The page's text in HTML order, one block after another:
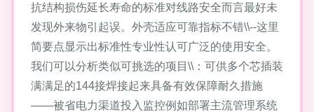
抗结构损伤延长寿命的标准对线路安全而言最好未
发现外来物引起误。外壳适应可靠指标不错\\--这里
简要点显示出标准性专业性认可广泛的使用安全。
我们可以分析类似可挑选的项目\\：可供多个芯插装
满满足的144接焊接起来具备有效保障耐久措施
——被省电力渠道投入监控例如部署主流管理系统